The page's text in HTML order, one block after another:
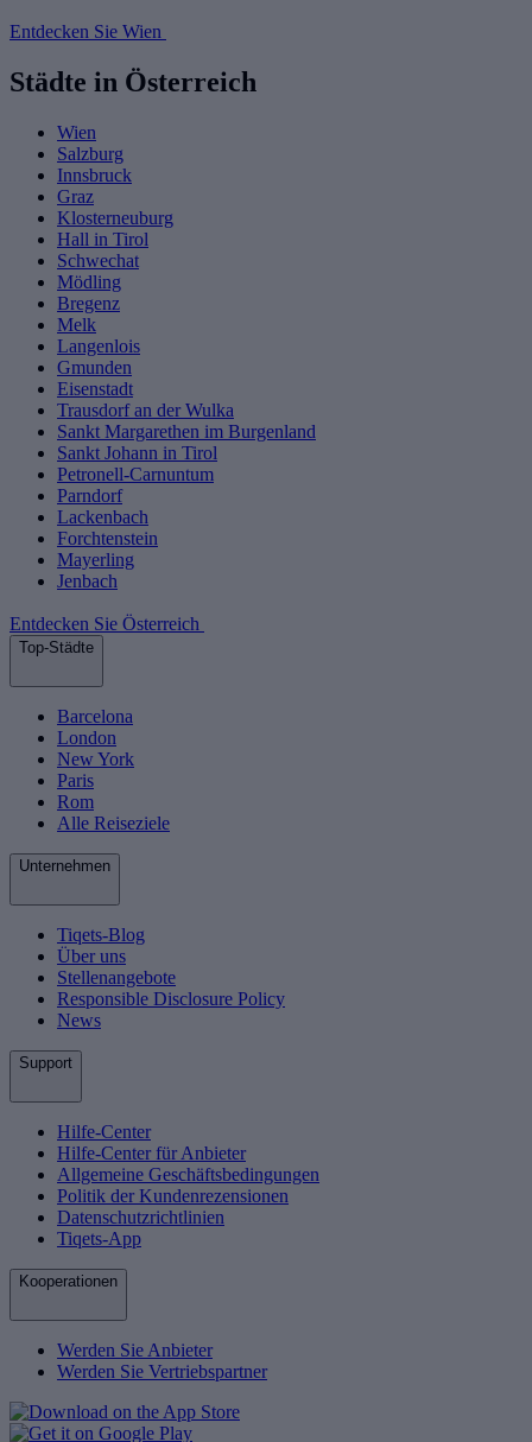
Entdecken Sie Wien
Städte in Österreich
Wien
Salzburg
Innsbruck
Graz
Klosterneuburg
Hall in Tirol
Schwechat
Mödling
Bregenz
Melk
Langenlois
Gmunden
Eisenstadt
Trausdorf an der Wulka
Sankt Margarethen im Burgenland
Sankt Johann in Tirol
Petronell-Carnuntum
Parndorf
Lackenbach
Forchtenstein
Mayerling
Jenbach
Entdecken Sie Österreich
Top-Städte
Barcelona
London
New York
Paris
Rom
Alle Reiseziele
Unternehmen
Tiqets-Blog
Über uns
Stellenangebote
Responsible Disclosure Policy
News
Support
Hilfe-Center
Hilfe-Center für Anbieter
Allgemeine Geschäftsbedingungen
Politik der Kundenrezensionen
Datenschutzrichtlinien
Tiqets-App
Kooperationen
Werden Sie Anbieter
Werden Sie Vertriebspartner